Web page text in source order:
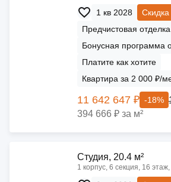
1 кв 2028
Скидка
Предчистовая отделка
Бонусная программа
Платите как хотите
Квартира за 2 000 ₽/
11 642 647 ₽ -18%
394 666 ₽ за м²
Cтудия, 20.4 м²
1 корпус, 6 секция, 16